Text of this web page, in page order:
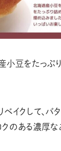
小豆をたっぷ
ベイクして、バ
クのある濃厚